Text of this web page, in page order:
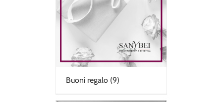
Buoni regalo (9)